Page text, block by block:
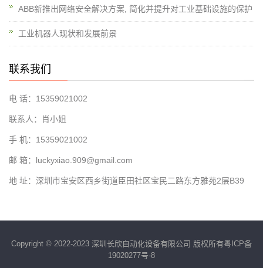
ABB新推出网络安全解决方案, 简化并提升对工业基础设施的保护
工业机器人现状和发展前景
联系我们
电 话：15359021002
联系人：肖小姐
手 机：15359021002
邮 箱：luckyxiao.909@gmail.com
地 址：深圳市宝安区西乡街道臣田社区宝民二路东方雅苑2层B39
Copyright © 2022-2023 深圳长欣自动化设备有限公司 版权所有粤ICP备
19020277号-8